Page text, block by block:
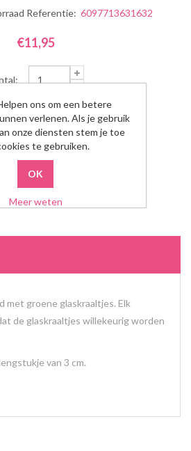
Referentie: 6097713631632
€11,95
met groene glaskraaltjes. Elk
de glaskraaltjes willekeurig worden
van 3 cm.
ons om een betere
verlenen. Als je gebruik
onze diensten stem je toe
te gebruiken.
Meer weten